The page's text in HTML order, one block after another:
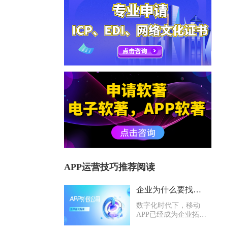
APP运营技巧推荐阅读
企业为什么要找专业APP外包公司？选择避坑指南
数字化时代下，移动
APP已经成为企业拓客